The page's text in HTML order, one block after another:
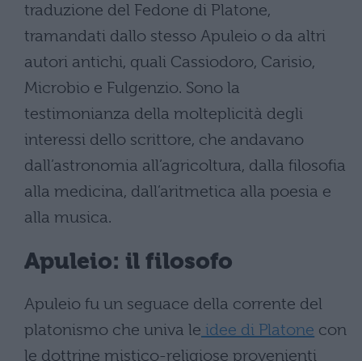
traduzione del Fedone di Platone,
tramandati dallo stesso Apuleio o da altri
autori antichi, quali Cassiodoro, Carisio,
Microbio e Fulgenzio. Sono la
testimonianza della molteplicità degli
interessi dello scrittore, che andavano
dall’astronomia all’agricoltura, dalla filosofia
alla medicina, dall’aritmetica alla poesia e
alla musica.
Apuleio: il filosofo
Apuleio fu un seguace della corrente del
platonismo che univa le idee di Platone con
le dottrine mistico-religiose provenienti